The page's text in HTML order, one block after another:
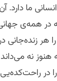
ما دارد.
در همه‌ی
هر زنده‌جانی
نه
در راحت‌کده‌یی